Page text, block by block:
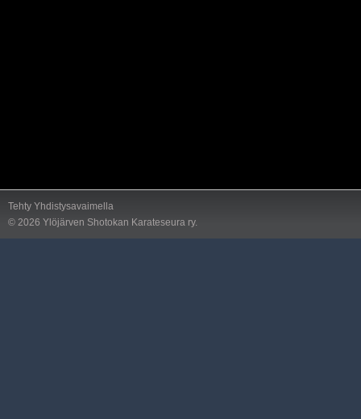
Tehty Yhdistysavaimella
© 2026 Ylöjärven Shotokan Karateseura ry.